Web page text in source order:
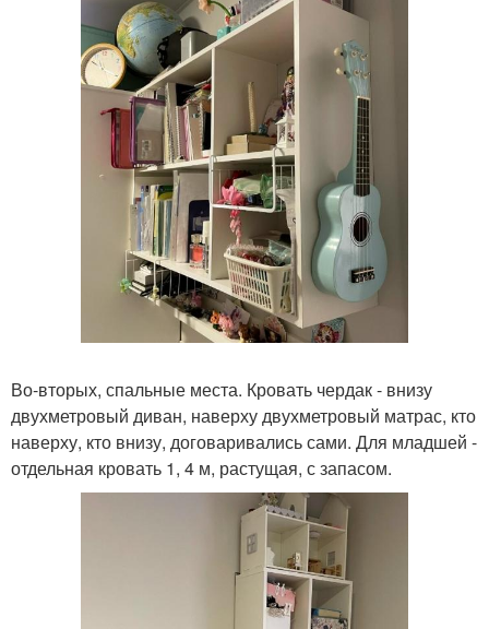
Во-вторых, спальные места. Кровать чердак - внизу
двухметровый диван, наверху двухметровый матрас, кто
наверху, кто внизу, договаривались сами. Для младшей -
отдельная кровать 1, 4 м, растущая, с запасом.